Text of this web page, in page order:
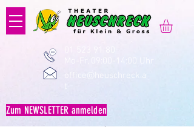
Zum NEWSLETTER anmelden
office@heuschreck.a